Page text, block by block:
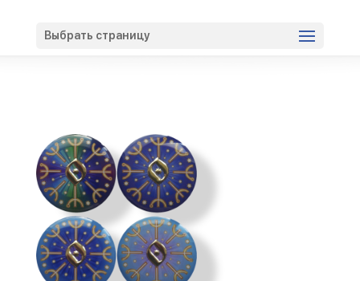
Выбрать страницу